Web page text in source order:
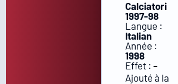
Calciatori
1997-98
Langue :
Italian
Année :
1998
Effet : -
Ajouté à la